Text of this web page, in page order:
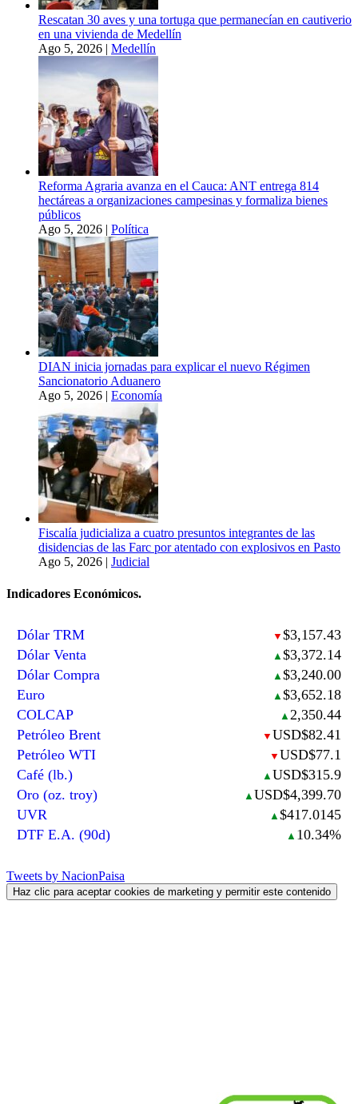
Rescatan 30 aves y una tortuga que permanecían en cautiverio
en una vivienda de Medellín
Ago 5, 2026 | Medellín
Reforma Agraria avanza en el Cauca: ANT entrega 814
hectáreas a organizaciones campesinas y formaliza bienes
públicos
Ago 5, 2026 | Política
DIAN inicia jornadas para explicar el nuevo Régimen
Sancionatorio Aduanero
Ago 5, 2026 | Economía
Fiscalía judicializa a cuatro presuntos integrantes de las
disidencias de las Farc por atentado con explosivos en Pasto
Ago 5, 2026 | Judicial
Indicadores Económicos.
Dólar TRM ▼ $3,157.43
Dólar Venta
▲ $3,372.14
Dólar Compra
▲ $3,240.00
Euro
▲ $3,652.18
COLCAP
▲ 2,350.44
Petróleo Brent
▼ USD$82.41
Petróleo WTI
▼ USD$77.1
Café (lb.)
▲ USD$315.9
Oro (oz. troy)
▲ USD$4,399.70
UVR
▲ $417.0145
DTF E.A. (90d)
▲ 10.34%
Tweets by NacionPaisa
Haz clic para aceptar cookies de marketing y permitir este contenido